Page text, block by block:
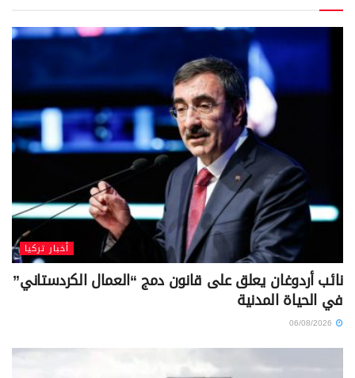
أخبار تركيا
نائب أردوغان يعلق على قانون دمج “العمال الكردستاني”
في الحياة المدنية